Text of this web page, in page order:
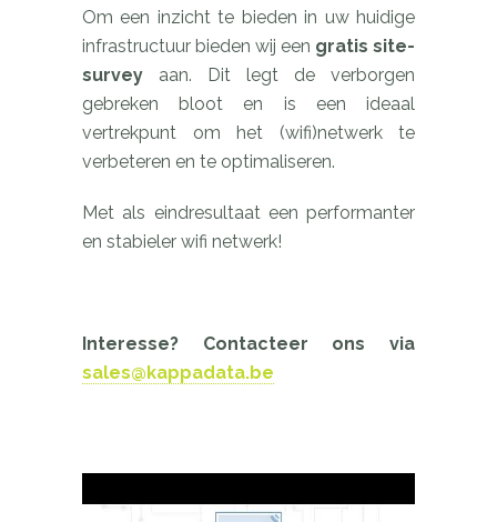
Om een inzicht te bieden in uw huidige
infrastructuur bieden wij een gratis site-
survey aan. Dit legt de verborgen
gebreken bloot en is een ideaal
vertrekpunt om het (wifi)netwerk te
verbeteren en te optimaliseren.
Met als eindresultaat een performanter
en stabieler wifi netwerk!
Interesse? Contacteer ons via
sales@kappadata.be